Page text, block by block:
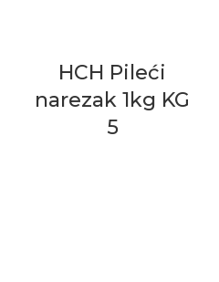
HCH Pileći
narezak 1kg KG
5